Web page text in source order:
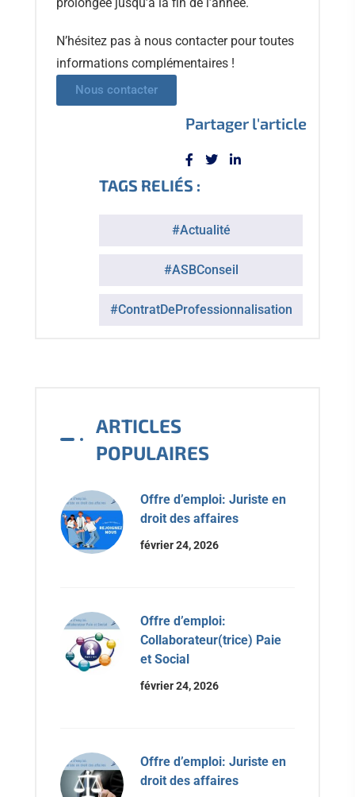
N’hésitez pas à nous contacter pour toutes
informations complémentaires !
Nous contacter
Partager l'article
TAGS RELIÉS :
#Actualité
#ASBConseil
#ContratDeProfessionnalisation
ARTICLES
POPULAIRES
Offre d’emploi: Juriste en
droit des affaires
février 24, 2026
Offre d’emploi:
Collaborateur(trice) Paie
et Social
février 24, 2026
Offre d’emploi: Juriste en
droit des affaires